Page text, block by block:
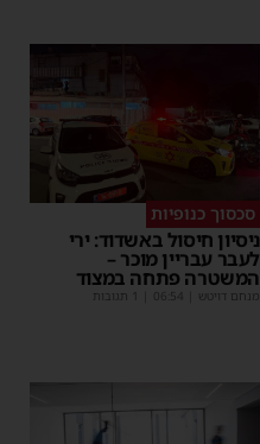
סכסוך כנופיות
ניסיון חיסול באשדוד: ירי
לעבר עבריין מוכר –
המשטרה פתחה במצוד
מנחם דויטש 06:54